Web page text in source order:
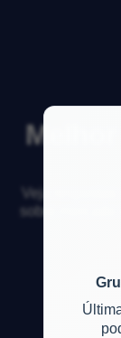
Veja
sobre